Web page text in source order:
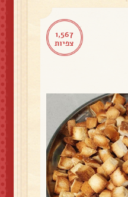
1,567
צפיות